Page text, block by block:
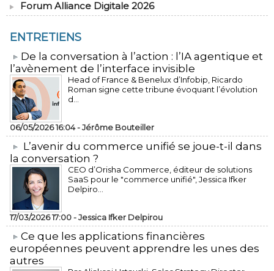
Forum Alliance Digitale 2026
ENTRETIENS
​De la conversation à l’action : l’IA agentique et
l’avènement de l’interface invisible
Head of France & Benelux d’Infobip, Ricardo
Roman signe cette tribune évoquant l’évolution
d...
06/05/2026 16:04 -Jérôme Bouteiller
L’avenir du commerce unifié se joue-t-il dans
la conversation ?
CEO d’Orisha Commerce, éditeur de solutions
SaaS pour le "commerce unifié", Jessica Ifker
Delpiro...
17/03/2026 17:00 -Jessica Ifker Delpirou
​Ce que les applications financières
européennes peuvent apprendre les unes des
autres